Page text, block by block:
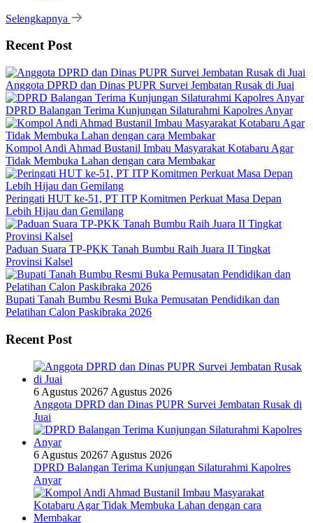
Selengkapnya
Recent Post
Anggota DPRD dan Dinas PUPR Survei Jembatan Rusak di Juai
DPRD Balangan Terima Kunjungan Silaturahmi Kapolres Anyar
Kompol Andi Ahmad Bustanil Imbau Masyarakat Kotabaru Agar
Tidak Membuka Lahan dengan cara Membakar
Peringati HUT ke-51, PT ITP Komitmen Perkuat Masa Depan
Lebih Hijau dan Gemilang
Paduan Suara TP-PKK Tanah Bumbu Raih Juara II Tingkat
Provinsi Kalsel
Bupati Tanah Bumbu Resmi Buka Pemusatan Pendidikan dan
Pelatihan Calon Paskibraka 2026
Recent Post
6 Agustus 20267 Agustus 2026
Anggota DPRD dan Dinas PUPR Survei Jembatan Rusak di
Juai
6 Agustus 20267 Agustus 2026
DPRD Balangan Terima Kunjungan Silaturahmi Kapolres
Anyar